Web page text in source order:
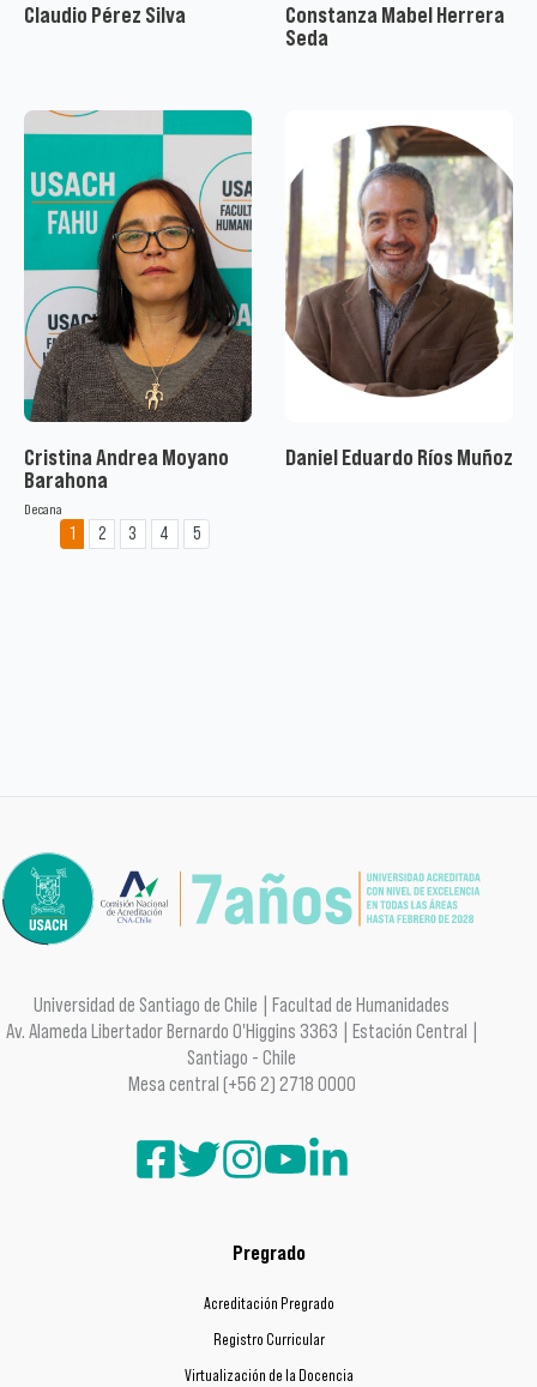
Claudio Pérez Silva
Constanza Mabel Herrera
Seda
Cristina Andrea Moyano
Barahona
Decana
Daniel Eduardo Ríos Muñoz
1 2 3 4 5
Universidad de Santiago de Chile | Facultad de Humanidades
Av. Alameda Libertador Bernardo O'Higgins 3363 | Estación Central |
Santiago - Chile
Mesa central (+56 2) 2718 0000
Pregrado
Acreditación Pregrado
Registro Curricular
Virtualización de la Docencia